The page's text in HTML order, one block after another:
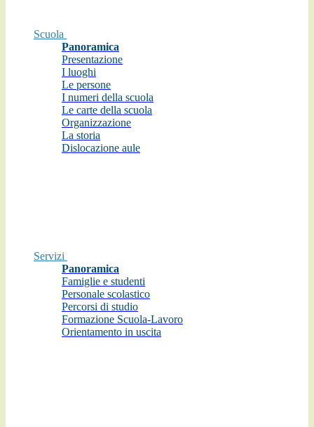
Scuola
Panoramica
Presentazione
I luoghi
Le persone
I numeri della scuola
Le carte della scuola
Organizzazione
La storia
Dislocazione aule
Servizi
Panoramica
Famiglie e studenti
Personale scolastico
Percorsi di studio
Formazione Scuola-Lavoro
Orientamento in uscita